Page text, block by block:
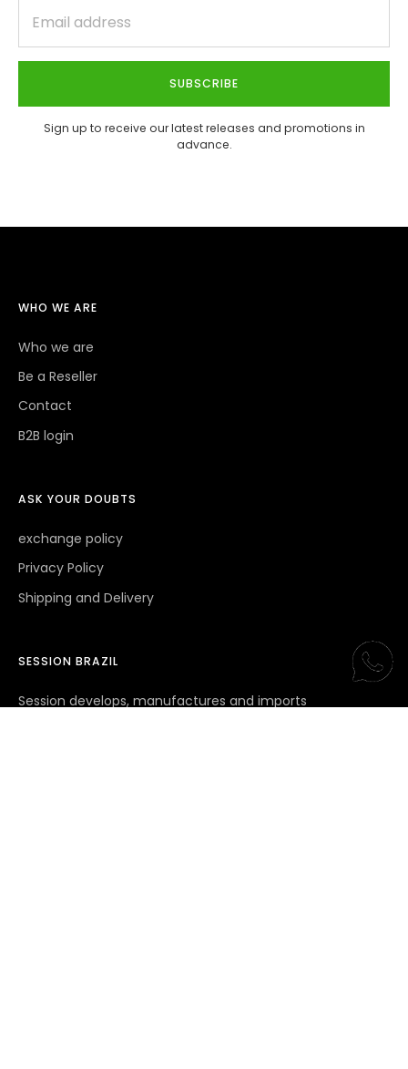
SUBSCRIBE
Sign up to receive our latest releases and promotions in
advance.
WHO WE ARE
Who we are
Be a Reseller
Contact
B2B login
ASK YOUR DOUBTS
exchange policy
Privacy Policy
Shipping and Delivery
SESSION BRAZIL
Session develops, manufactures and imports